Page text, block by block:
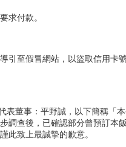
求付款。
至假冒網站，以盜取信用卡
董事：平野誠，以下簡稱「
查後，已確認部分曾預訂本
此致上最誠摯的歉意。